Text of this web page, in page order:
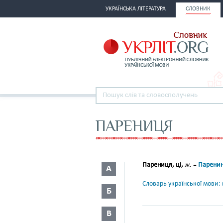
УКРАЇНСЬКА ЛІТЕРАТУРА СЛОВНИК
ПАРЕНИЦЯ
А
Б
В
Парениця, ці, ж. =
Словарь української